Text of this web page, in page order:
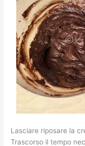
Lasciare riposare la
Trascorso il tempo